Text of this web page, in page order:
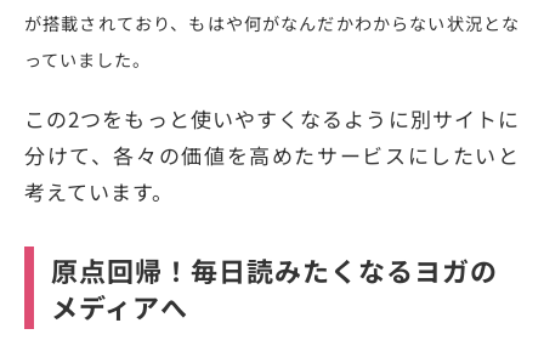
が搭載されており、もはや何がなんだかわからない状況とな
っていました。
この2つをもっと使いやすくなるように別サイトに
分けて、各々の価値を高めたサービスにしたいと
考えています。
原点回帰！毎日読みたくなるヨガの
メディアへ